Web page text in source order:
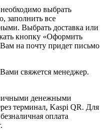
выбрать
заполнить все
Выбрать доставка или
кнопку «Оформить
на почту придет письмо
свяжется менеджер.
денежными
терминал, Kaspi QR. Для
оплата